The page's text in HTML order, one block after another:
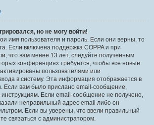
но не могу войти!
имя пользователя и пароль. Если они верны, то
Если включена поддержка COPPA и при
что вам менее 13 лет, следуйте полученным
конференциях требуется, чтобы все новые
пользователями или
в систему. Эта информация отображается в
Если вам было прислано email-сообщение,
Если email-сообщение не получено,
неправильный адрес email либо он
Если вы уверены, что ввели правильный
связаться с администратором.